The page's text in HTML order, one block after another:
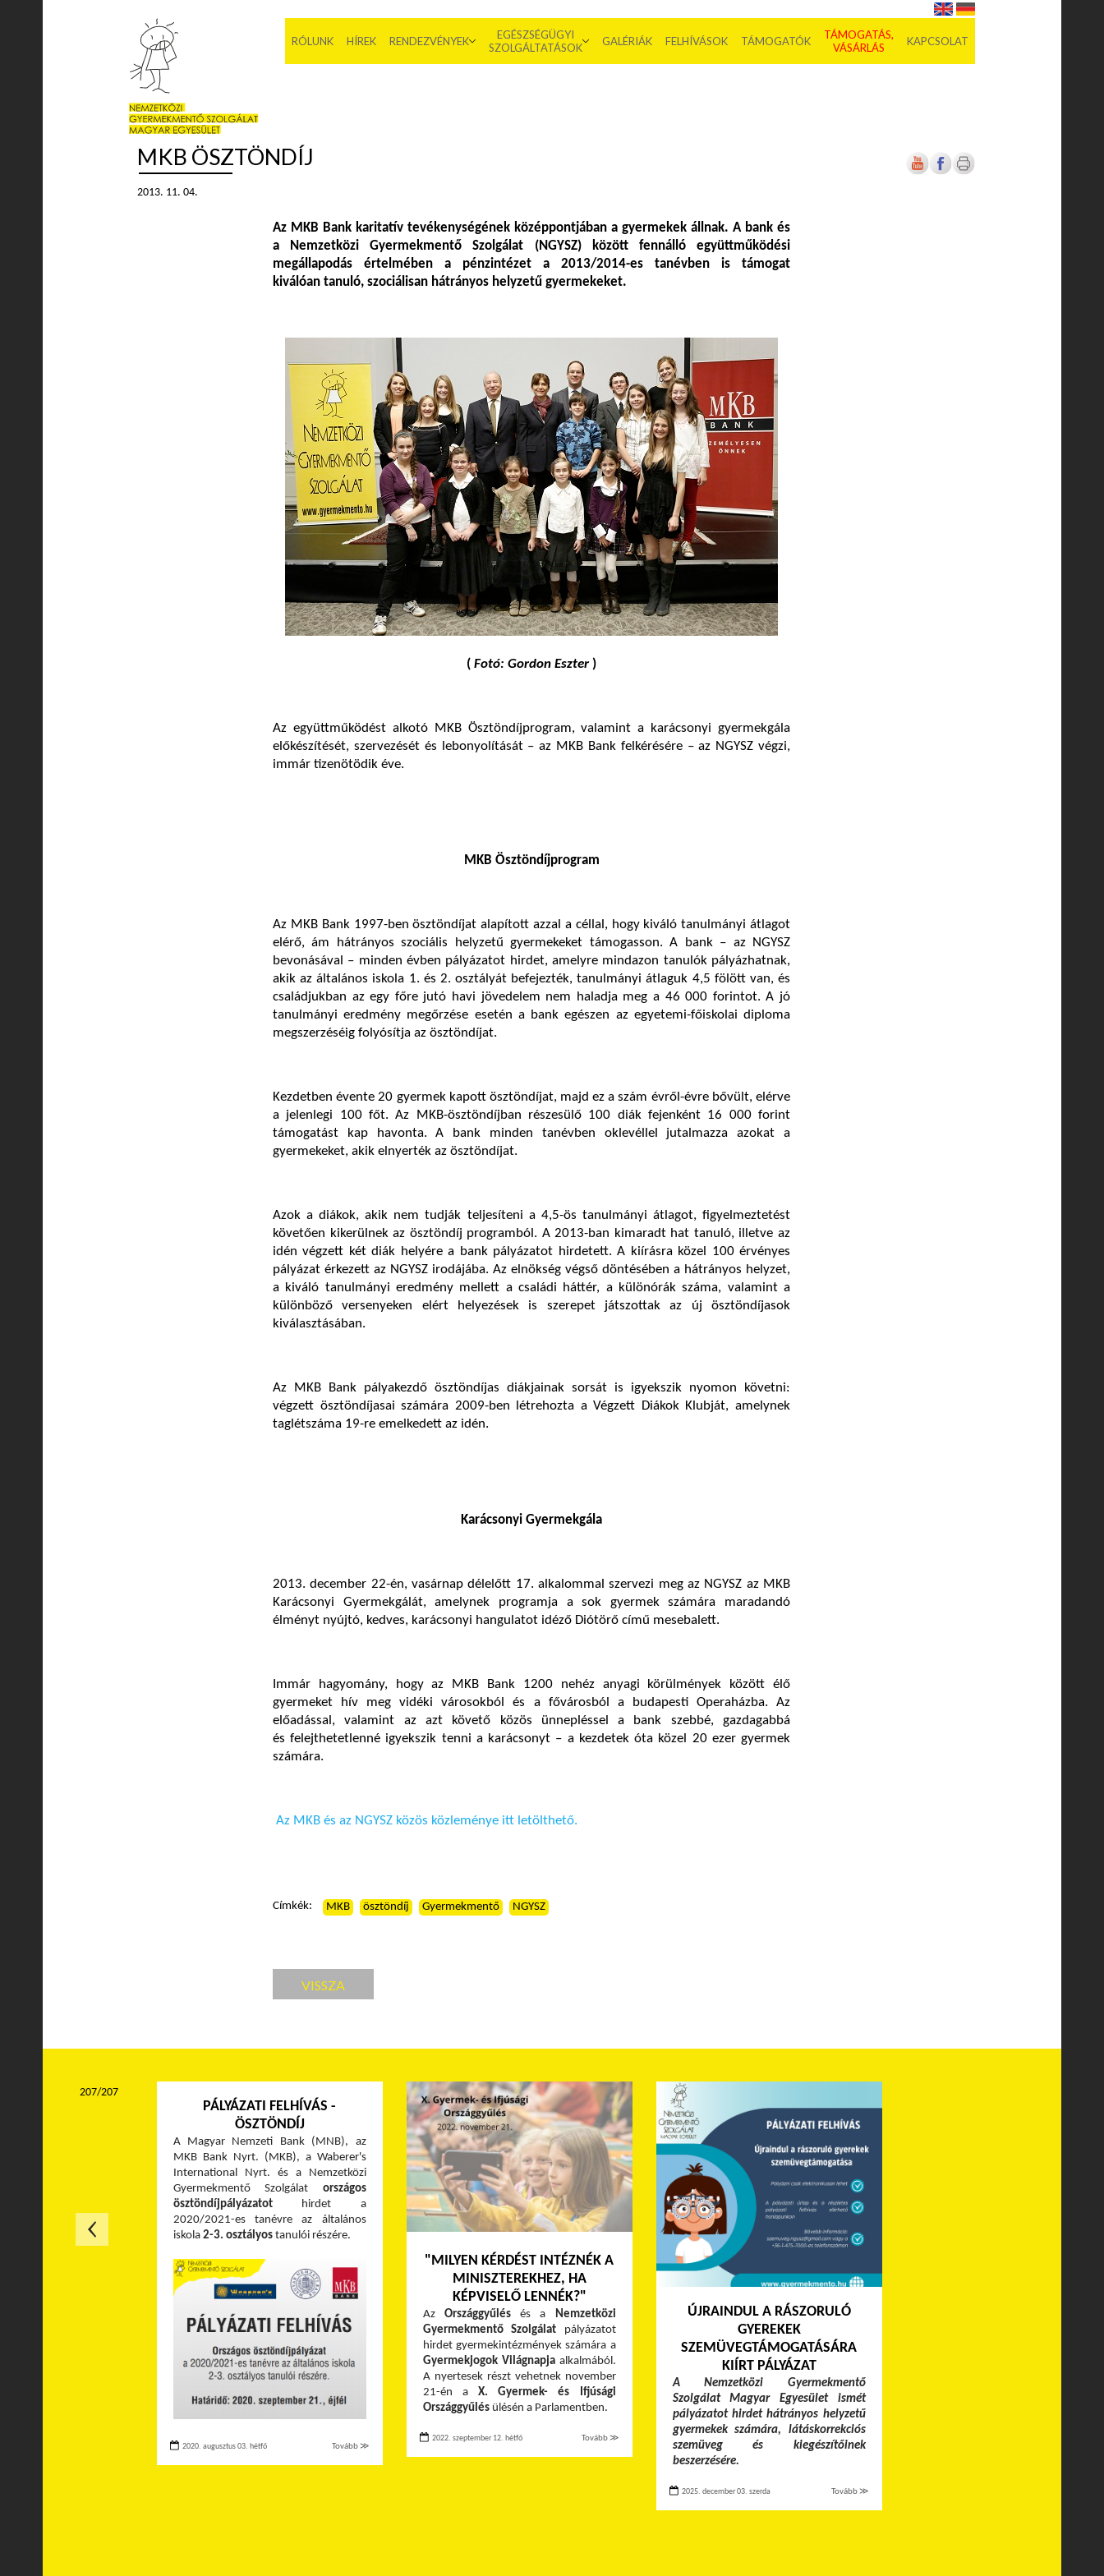
RÓLUNK HÍREK RENDEZVÉNYEK
EGÉSZSÉGÜGYI
SZOLGÁLTATÁSOK
GALÉRIÁK FELHÍVÁSOK TÁMOGATÓK
TÁMOGATÁS,
VÁSÁRLÁS
KAPCSOLAT
MKB ÖSZTÖNDÍJ
2013. 11. 04.
Az MKB Bank karitatív tevékenységének középpontjában a gyermekek állnak. A bank és
a Nemzetközi Gyermekmentő Szolgálat (NGYSZ) között fennálló együttműködési
megállapodás értelmében a pénzintézet a 2013/2014-es tanévben is támogat
kiválóan tanuló, szociálisan hátrányos helyzetű gyermekeket.
( Fotó: Gordon Eszter )
Az együttműködést alkotó MKB Ösztöndíjprogram, valamint a karácsonyi gyermekgála
előkészítését, szervezését és lebonyolítását – az MKB Bank felkérésére – az NGYSZ végzi,
immár tizenötödik éve.
MKB Ösztöndíjprogram
Az MKB Bank 1997-ben ösztöndíjat alapított azzal a céllal, hogy kiváló tanulmányi átlagot
elérő, ám hátrányos szociális helyzetű gyermekeket támogasson. A bank – az NGYSZ
bevonásával – minden évben pályázatot hirdet, amelyre mindazon tanulók pályázhatnak,
akik az általános iskola 1. és 2. osztályát befejezték, tanulmányi átlaguk 4,5 fölött van, és
családjukban az egy főre jutó havi jövedelem nem haladja meg a 46 000 forintot. A jó
tanulmányi eredmény megőrzése esetén a bank egészen az egyetemi-főiskolai diploma
megszerzéséig folyósítja az ösztöndíjat.
Kezdetben évente 20 gyermek kapott ösztöndíjat, majd ez a szám évről-évre bővült, elérve
a jelenlegi 100 főt. Az MKB-ösztöndíjban részesülő 100 diák fejenként 16 000 forint
támogatást kap havonta. A bank minden tanévben oklevéllel jutalmazza azokat a
gyermekeket, akik elnyerték az ösztöndíjat.
Azok a diákok, akik nem tudják teljesíteni a 4,5-ös tanulmányi átlagot, figyelmeztetést
követően kikerülnek az ösztöndíj programból. A 2013-ban kimaradt hat tanuló, illetve az
idén végzett két diák helyére a bank pályázatot hirdetett. A kiírásra közel 100 érvényes
pályázat érkezett az NGYSZ irodájába. Az elnökség végső döntésében a hátrányos helyzet,
a kiváló tanulmányi eredmény mellett a családi háttér, a különórák száma, valamint a
különböző versenyeken elért helyezések is szerepet játszottak az új ösztöndíjasok
kiválasztásában.
Az MKB Bank pályakezdő ösztöndíjas diákjainak sorsát is igyekszik nyomon követni:
végzett ösztöndíjasai számára 2009-ben létrehozta a Végzett Diákok Klubját, amelynek
taglétszáma 19-re emelkedett az idén.
Karácsonyi Gyermekgála
2013. december 22-én, vasárnap délelőtt 17. alkalommal szervezi meg az NGYSZ az MKB
Karácsonyi Gyermekgálát, amelynek programja a sok gyermek számára maradandó
élményt nyújtó, kedves, karácsonyi hangulatot idéző Diótörő című mesebalett.
Immár hagyomány, hogy az MKB Bank 1200 nehéz anyagi körülmények között élő
gyermeket hív meg vidéki városokból és a fővárosból a budapesti Operaházba. Az
előadással, valamint az azt követő közös ünnepléssel a bank szebbé, gazdagabbá
és felejthetetlenné igyekszik tenni a karácsonyt – a kezdetek óta közel 20 ezer gyermek
számára.
Az MKB és az NGYSZ közös közleménye itt letölthető.
Címkék: MKB ösztöndíj Gyermekmentő NGYSZ
VISSZA
PÁLYÁZATI FELHÍVÁS -
ÖSZTÖNDÍJ
A Magyar Nemzeti Bank (MNB), az
MKB Bank Nyrt. (MKB), a Waberer's
International Nyrt. és a Nemzetközi
Gyermekmentő Szolgálat országos
ösztöndíjpályázatothirdet a
2020/2021-es tanévre az általános
iskola 2-3. osztályostanulói részére.
2020. augusztus 03. hétfő Tovább ≫
"MILYEN KÉRDÉST INTÉZNÉK A
MINISZTEREKHEZ, HA
KÉPVISELŐ LENNÉK?"
Az Országgyűlésés a Nemzetközi
Gyermekmentő Szolgálat pályázatot
hirdet gyermekintézmények számára a
Gyermekjogok Világnapjaalkalmából.
A nyertesek részt vehetnek november
21-én a X. Gyermek- és Ifjúsági
Országgyűlésülésén a Parlamentben.
2022. szeptember 12. hétfő Tovább ≫
ÚJRAINDUL A RÁSZORULÓ
GYEREKEK
SZEMÜVEGTÁMOGATÁSÁRA
KIÍRT PÁLYÁZAT
A Nemzetközi Gyermekmentő
Szolgálat Magyar Egyesület ismét
pályázatot hirdet hátrányos helyzetű
gyermekek számára, látáskorrekciós
szemüveg és kiegészítőinek
beszerzésére.
2025. december 03. szerda Tovább ≫
207/207